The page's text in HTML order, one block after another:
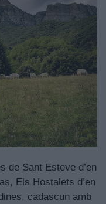
de Sant Esteve d’en
Els Hostalets d’en
cadascun amb